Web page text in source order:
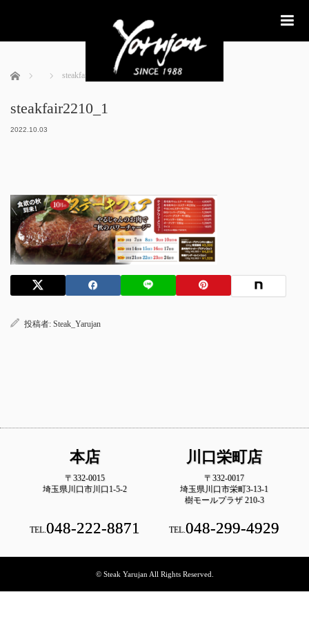
ホーム steakfair2210_1
steakfair2210_1
2022.10.03
投稿者: Steak_Yarujan
本店
〒332-0015
埼玉県川口市川口1-5-2
TEL. 048-222-8871
川口栄町店
〒332-0017
埼玉県川口市栄町3-13-1
樹モールプラザ 210-3
TEL.048-299-4929
© Steak Yarujan All Rights Reserved.